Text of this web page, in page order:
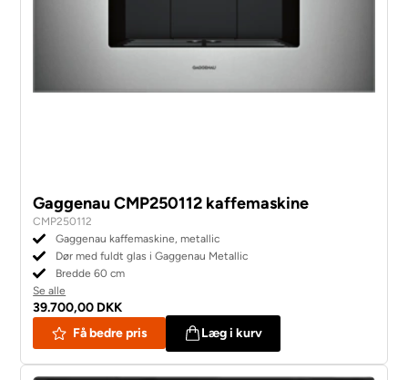
Gaggenau CMP250112 kaffemaskine
CMP250112
Gaggenau kaffemaskine, metallic
Dør med fuldt glas i Gaggenau Metallic
Bredde 60 cm
Se alle
39.700,00 DKK
Få bedre pris
Læg i kurv